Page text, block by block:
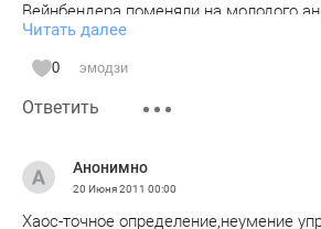
Вейнбендера поменяли на молодого
поменяли яковлеву на более молодую
наверное все, модернизация
сменили? После модернизации стало
что в отдел персонала такой
Читать далее
0 эмодзи
Ответить
Анонимно
20 Июня 2011 00:00
Хаос-точное определение,неумение